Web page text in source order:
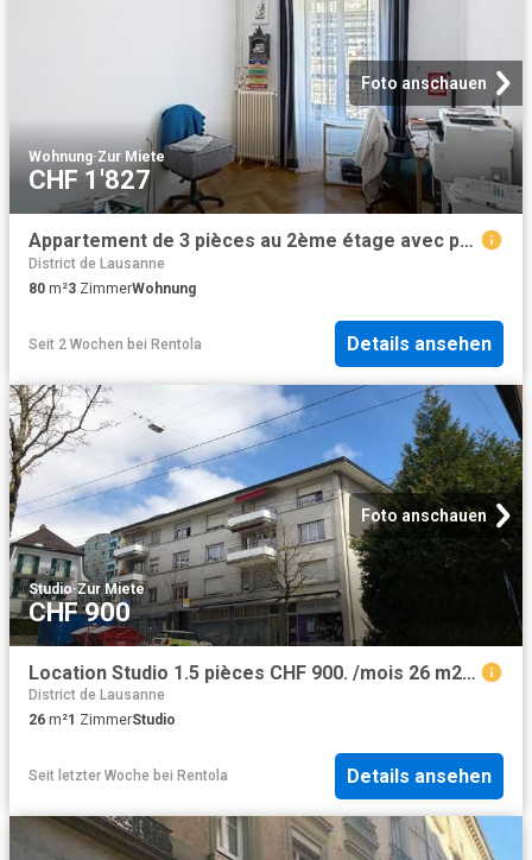
Foto anschauen
Wohnung·Zur Miete
CHF 1'827
Appartement de 3 pièces au 2ème étage avec poste de conciergerie
District de Lausanne
80 m²3 ZimmerWohnung
Seit 2 Wochen bei Rentola Details ansehen
Foto anschauen
Studio·Zur Miete
CHF 900
Location Studio 1.5 pièces CHF 900. /mois 26 m2 | immobilier.ch
District de Lausanne
26 m²1 ZimmerStudio
Seit letzter Woche bei Rentola Details ansehen